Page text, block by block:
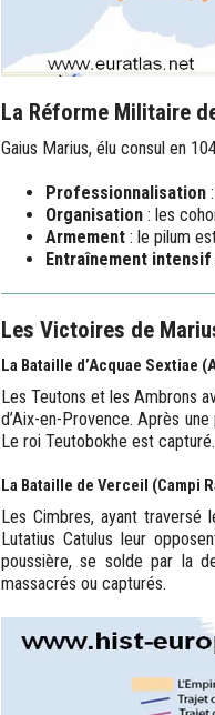
La Réforme Militaire
Gaius Marius, élu consul en
Professionnalisation
Organisation : les
Armement : le pilum
Entraînement intensif
Les Victoires de
La Bataille d’Acquae Sextiae
Les Teutons et les Ambrons
d’Aix-en-Provence. Après
Le roi Teutobokhe est capturé.
La Bataille de Verceil (Campi
Les Cimbres, ayant traversé
Lutatius Catulus leur
poussière, se solde par la
massacrés ou capturés.